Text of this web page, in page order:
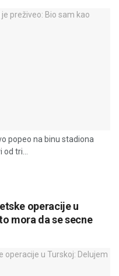
popeo na binu stadiona
tri...
operacije u
mora da se secne